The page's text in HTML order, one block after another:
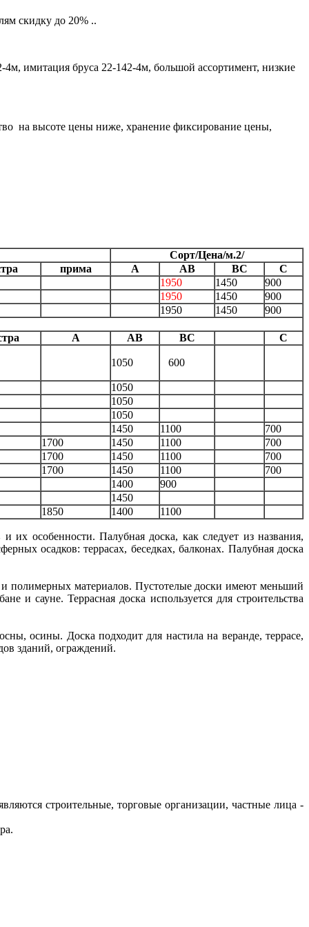
скидку до 20% ..
имитация бруса 22-142-4м, большой ассортимент, низкие
на высоте цены ниже, хранение фиксирование цены,
Сорт/Цена/м.2/
прима А АВ ВС
С
1950 1450
900
1950 1450
900
1950 1450
900
А АВ ВС С
1050 600
1050
1050
1050
1450 1100
700
1700 1450 1100
700
1700 1450 1100
700
1700 1450 1100
700
1400
900
1450
1850 1400 1100
их особенности. Палубная доска, как следует из названия,
осадков: террасах, беседках, балконах. Палубная доска
и полимерных материалов. Пустотелые доски имеют меньший
и сауне. Террасная доска используется для строительства
осины. Доска подходит для настила на веранде, террасе,
зданий, ограждений.
строительные, торговые организации, частные лица -